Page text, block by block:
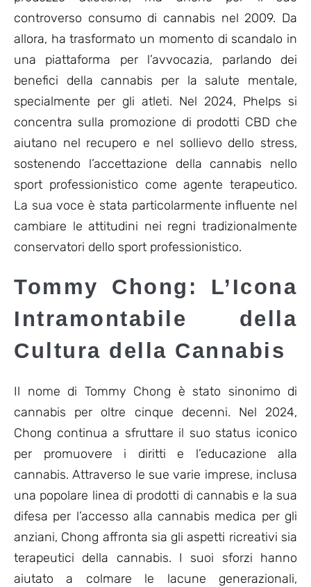
controverso consumo di cannabis nel 2009. Da
allora, ha trasformato un momento di scandalo in
una piattaforma per l’avvocazia, parlando dei
benefici della cannabis per la salute mentale,
specialmente per gli atleti. Nel 2024, Phelps si
concentra sulla promozione di prodotti CBD che
aiutano nel recupero e nel sollievo dello stress,
sostenendo l’accettazione della cannabis nello
sport professionistico come agente terapeutico.
La sua voce è stata particolarmente influente nel
cambiare le attitudini nei regni tradizionalmente
conservatori dello sport professionistico.
Tommy Chong: L’Icona
Intramontabile della
Cultura della Cannabis
Il nome di Tommy Chong è stato sinonimo di
cannabis per oltre cinque decenni. Nel 2024,
Chong continua a sfruttare il suo status iconico
per promuovere i diritti e l’educazione alla
cannabis. Attraverso le sue varie imprese, inclusa
una popolare linea di prodotti di cannabis e la sua
difesa per l’accesso alla cannabis medica per gli
anziani, Chong affronta sia gli aspetti ricreativi sia
terapeutici della cannabis. I suoi sforzi hanno
aiutato a colmare le lacune generazionali,